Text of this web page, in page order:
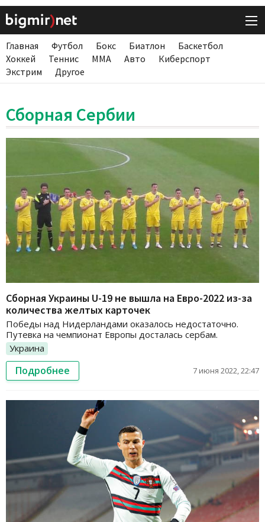
Главная Футбол Бокс Биатлон
Баскетбол
Хоккей
Теннис ММА Авто
Киберспорт
Экстрим
Другое
Сборная Сербии
Сборная Украины U-19 не вышла на Евро-2022 из-за
количества желтых карточек
Победы над Нидерландами оказалось недостаточно.
Путевка на чемпионат Европы досталась сербам.
Украина
Подробнее 7 июня 2022, 22:47